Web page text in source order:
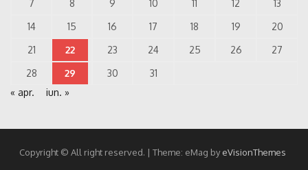
7
8 9 10 11 12
13
14
15 16 17 18 19
20
21
22 23 24 25 26
27
28
29 30
31
« apr.
iun. »
Copyright © All right reserved. | Theme: eMag byeVisionThemes